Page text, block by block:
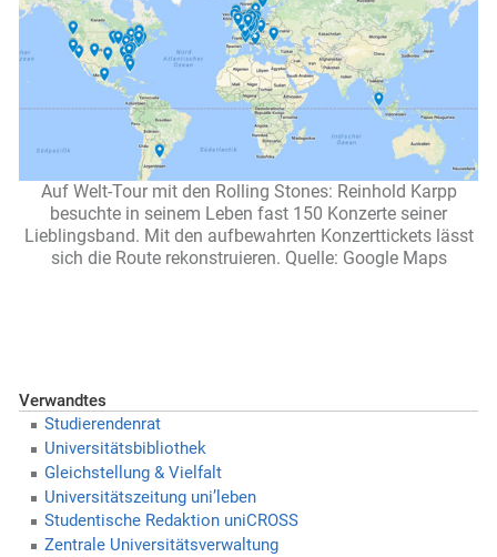
Auf Welt-Tour mit den Rolling Stones: Reinhold Karpp
besuchte in seinem Leben fast 150 Konzerte seiner
Lieblingsband. Mit den aufbewahrten Konzerttickets lässt
sich die Route rekonstruieren. Quelle: Google Maps
Verwandtes
Studierendenrat
Universitätsbibliothek
Gleichstellung & Vielfalt
Universitätszeitung uni’leben
Studentische Redaktion uniCROSS
Zentrale Universitätsverwaltung